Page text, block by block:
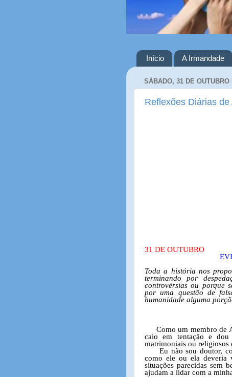
Início A Irmandade
SÁBADO, 31 DE OUTUBRO
Reflexões Diárias
31 DE OUTUBRO
Toda a história nos
terminando por
controvérsias ou porque
por uma questão de
humanidade alguma
Como um membro de
caio em tentação e dou
matrimoniais ou religiosos
Eu não sou doutor,
como ele ou ela deveria
situações parecidas sem
ajudam a lidar com a